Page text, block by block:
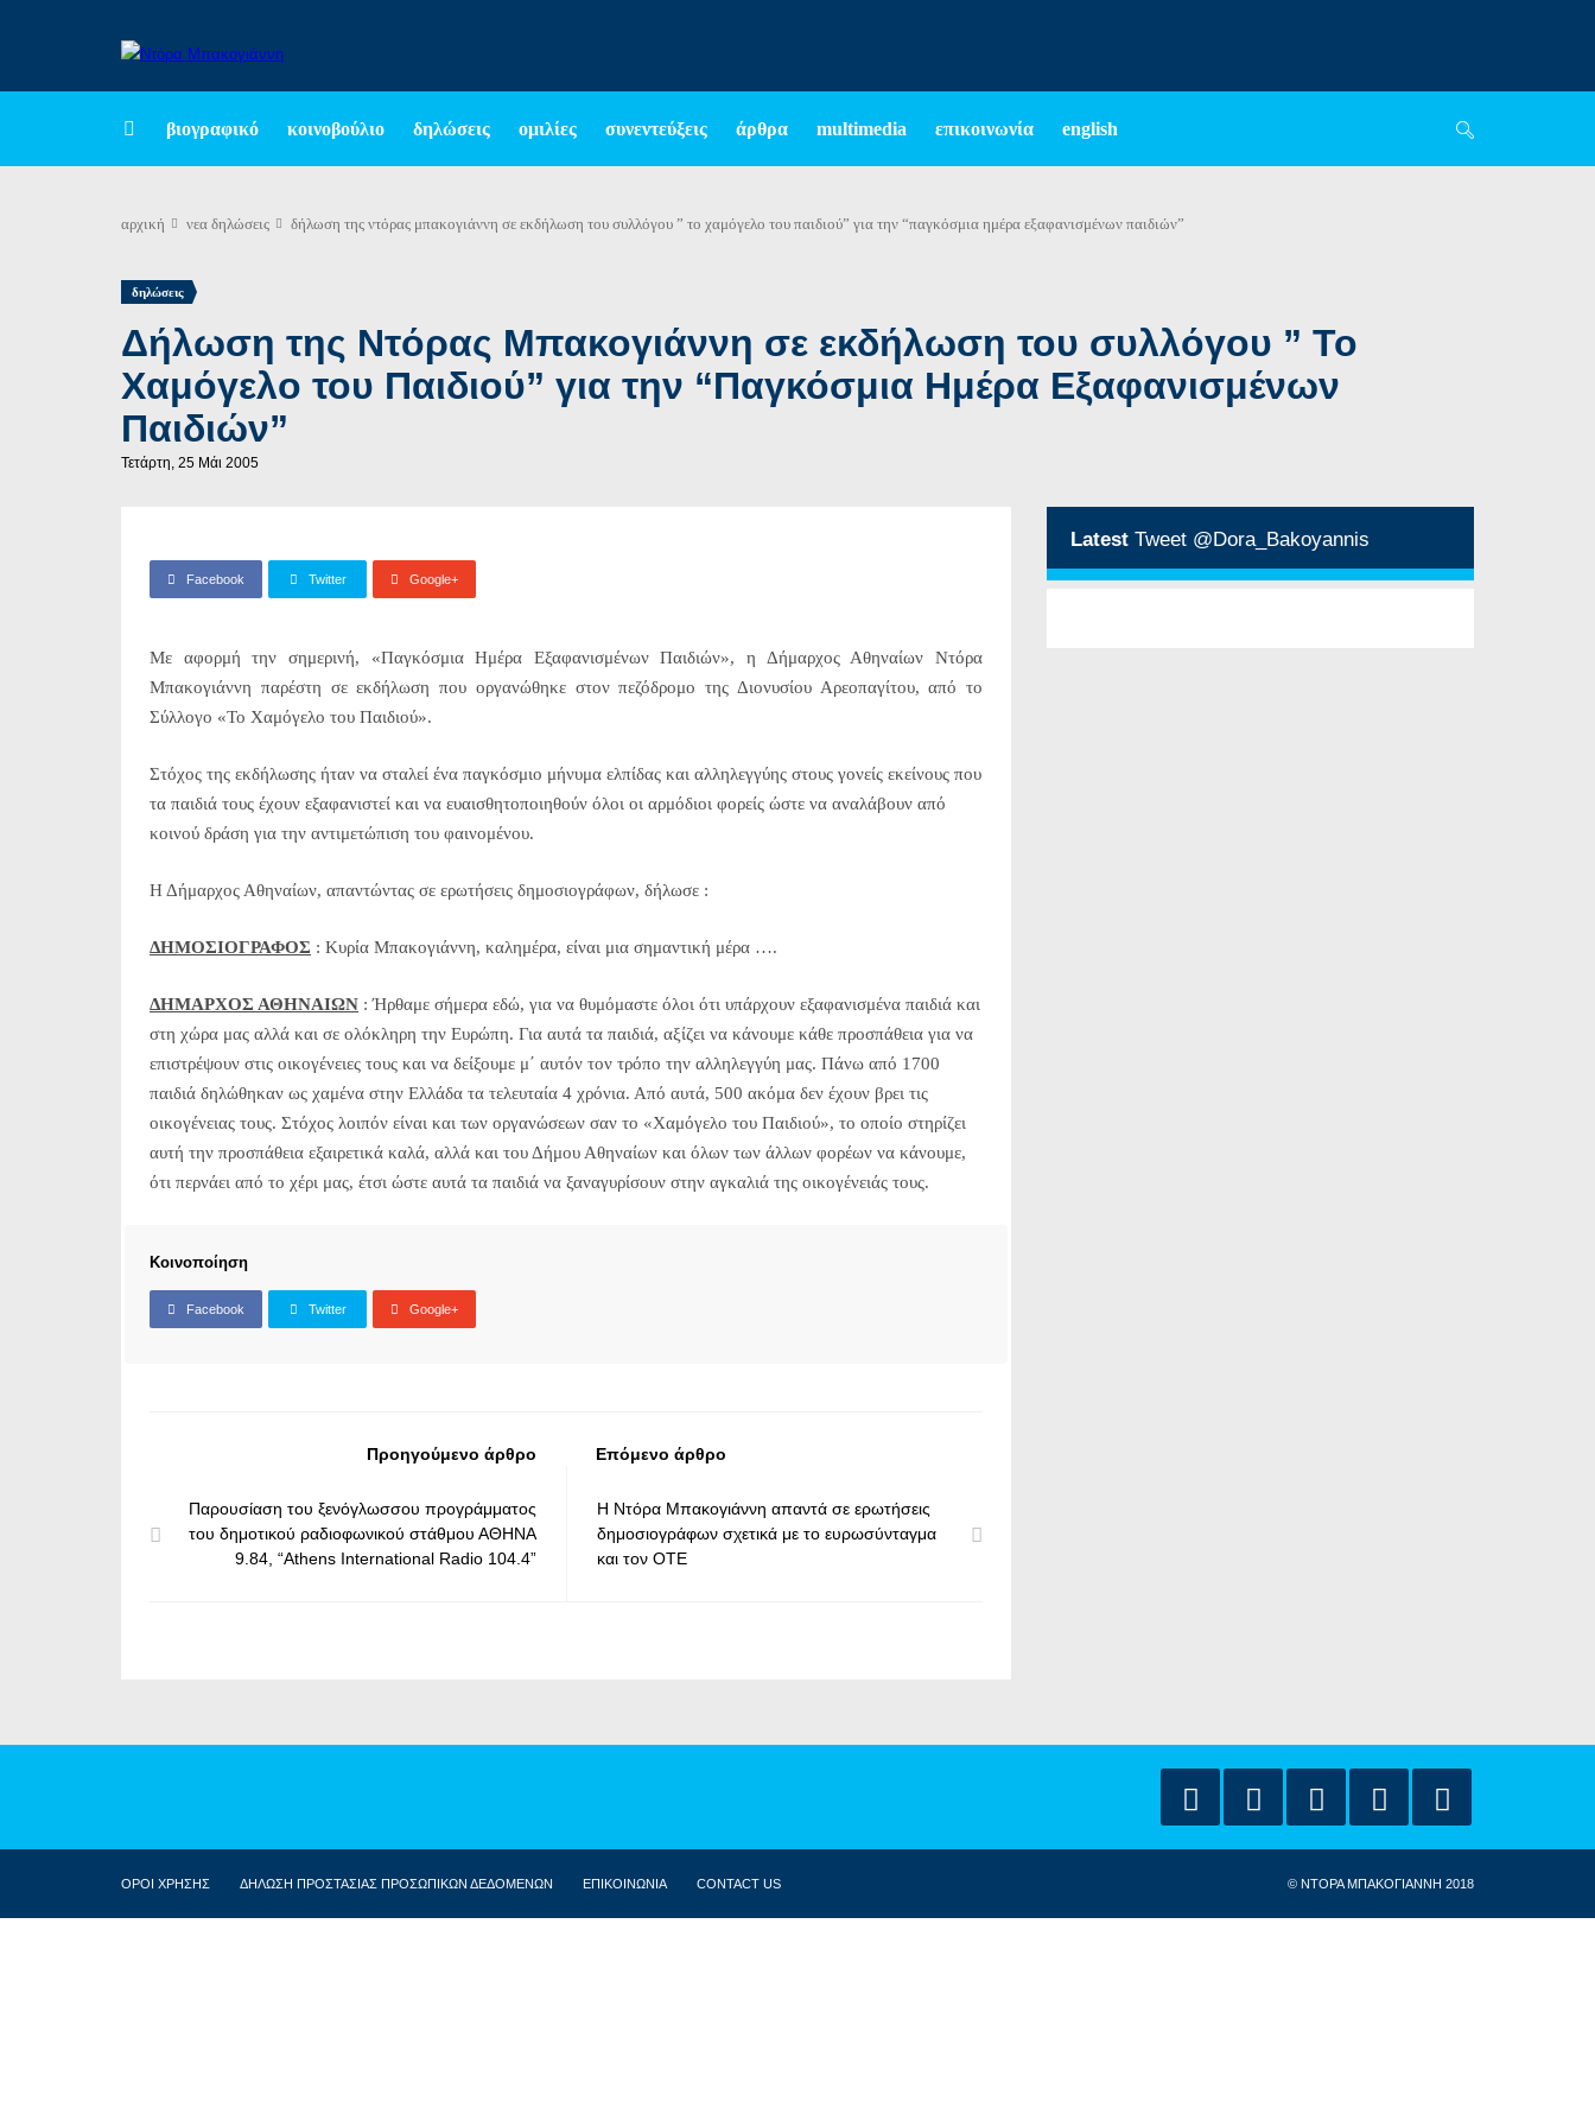
βιογραφικό κοινοβούλιο δηλώσεις ομιλίες συνεντεύξεις άρθρα multimedia επικοινωνία english
αρχική νεα δηλώσεις δήλωση της ντόρας μπακογιάννη σε εκδήλωση του συλλόγου ” το χαμόγελο του παιδιού” για την “παγκόσμια ημέρα εξαφανισμένων παιδιών”
δηλώσεις
Δήλωση της Ντόρας Μπακογιάννη σε εκδήλωση του συλλόγου ” Το
Χαμόγελο του Παιδιού” για την “Παγκόσμια Ημέρα Εξαφανισμένων
Παιδιών”
Τετάρτη, 25 Μάι 2005
Facebook Twitter Google+
Με αφορμή την σημερινή, «Παγκόσμια Ημέρα Εξαφανισμένων Παιδιών», η Δήμαρχος Αθηναίων Ντόρα
Μπακογιάννη παρέστη σε εκδήλωση που οργανώθηκε στον πεζόδρομο της Διονυσίου Αρεοπαγίτου, από το
Σύλλογο «Το Χαμόγελο του Παιδιού».
Στόχος της εκδήλωσης ήταν να σταλεί ένα παγκόσμιο μήνυμα ελπίδας και αλληλεγγύης στους γονείς εκείνους που
τα παιδιά τους έχουν εξαφανιστεί και να ευαισθητοποιηθούν όλοι οι αρμόδιοι φορείς ώστε να αναλάβουν από
κοινού δράση για την αντιμετώπιση του φαινομένου.
Η Δήμαρχος Αθηναίων, απαντώντας σε ερωτήσεις δημοσιογράφων, δήλωσε :
ΔΗΜΟΣΙΟΓΡΑΦΟΣ : Κυρία Μπακογιάννη, καλημέρα, είναι μια σημαντική μέρα ….
ΔΗΜΑΡΧΟΣ ΑΘΗΝΑΙΩΝ : Ήρθαμε σήμερα εδώ, για να θυμόμαστε όλοι ότι υπάρχουν εξαφανισμένα παιδιά και
στη χώρα μας αλλά και σε ολόκληρη την Ευρώπη. Για αυτά τα παιδιά, αξίζει να κάνουμε κάθε προσπάθεια για να
επιστρέψουν στις οικογένειες τους και να δείξουμε μ΄ αυτόν τον τρόπο την αλληλεγγύη μας. Πάνω από 1700
παιδιά δηλώθηκαν ως χαμένα στην Ελλάδα τα τελευταία 4 χρόνια. Από αυτά, 500 ακόμα δεν έχουν βρει τις
οικογένειας τους. Στόχος λοιπόν είναι και των οργανώσεων σαν το «Χαμόγελο του Παιδιού», το οποίο στηρίζει
αυτή την προσπάθεια εξαιρετικά καλά, αλλά και του Δήμου Αθηναίων και όλων των άλλων φορέων να κάνουμε,
ότι περνάει από το χέρι μας, έτσι ώστε αυτά τα παιδιά να ξαναγυρίσουν στην αγκαλιά της οικογένειάς τους.
Κοινοποίηση
Facebook Twitter Google+
Προηγούμενο άρθρο
Παρουσίαση του ξενόγλωσσου προγράμματος
του δημοτικού ραδιοφωνικού στάθμου ΑΘΗΝΑ
9.84, “Athens International Radio 104.4”
Επόμενο άρθρο
Η Ντόρα Μπακογιάννη απαντά σε ερωτήσεις
δημοσιογράφων σχετικά με το ευρωσύνταγμα
και τον ΟΤΕ
Latest Tweet @Dora_Bakoyannis
ΟΡΟΙ ΧΡΗΣΗΣ ΔΗΛΩΣΗ ΠΡΟΣΤΑΣΙΑΣ ΠΡΟΣΩΠΙΚΩΝ ΔΕΔΟΜΕΝΩΝ ΕΠΙΚΟΙΝΩΝΙΑ CONTACT US © ΝΤΟΡΑ ΜΠΑΚΟΓΙΑΝΝΗ 2018